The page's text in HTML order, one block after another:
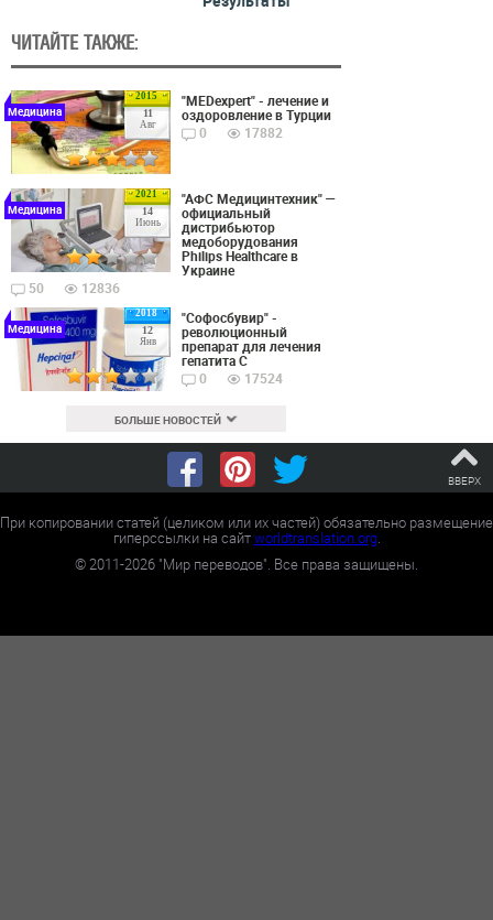
ЧИТАЙТЕ ТАКЖЕ:
2015
11
Авг
Медицина
"MEDexpert" - лечение и
оздоровление в Турции
0
17882
2021
14
Июнь
Медицина
"АФС Медицинтехник" —
официальный
дистрибьютор
медоборудования
Philips Healthcare в
Украине
50
12836
2018
12
Янв
Медицина
"Софосбувир" -
революционный
препарат для лечения
гепатита С
0
17524
БОЛЬШЕ НОВОСТЕЙ
ВВЕРХ
При копировании статей (целиком или их частей) обязательно размещение
гиперссылки на сайтworldtranslation.org.
©2011-2026 "Мир переводов". Все права защищены.